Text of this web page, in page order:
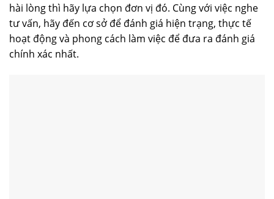
hài lòng thì hãy lựa chọn đơn vị đó. Cùng với việc nghe
tư vấn, hãy đến cơ sở để đánh giá hiện trạng, thực tế
hoạt động và phong cách làm việc để đưa ra đánh giá
chính xác nhất.